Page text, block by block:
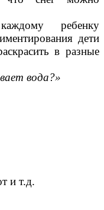
ребенку
дети
в разные
вода?»
и т.д.